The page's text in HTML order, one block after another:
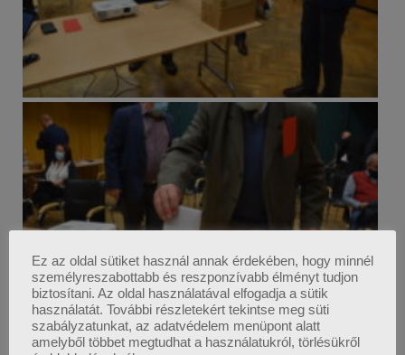
Ez az oldal sütiket használ annak érdekében, hogy minnél
személyreszabottabb és reszponzívabb élményt tudjon
biztosítani. Az oldal használatával elfogadja a sütik
használatát. További részletekért tekintse meg süti
szabályzatunkat, az adatvédelem menüpont alatt
amelyből többet megtudhat a használatukról, törlésükről